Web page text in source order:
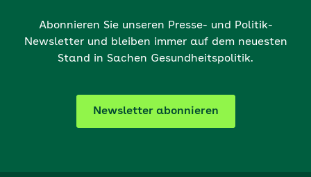
Abonnieren Sie unseren Presse- und Politik-
Newsletter und bleiben immer auf dem neuesten
Stand in Sachen Gesundheitspolitik.
Newsletter abonnieren